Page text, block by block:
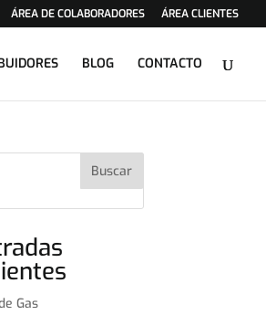
ÁREA DE COLABORADORES ÁREA CLIENTES
BLOG CONTACTO
Buscar
Gas